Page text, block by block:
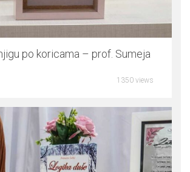
po koricama – prof. Sumeja
1350 views